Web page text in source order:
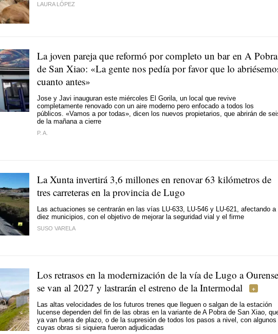
LAURA LÓPEZ
La joven pareja que reformó por completo un bar en A Pobra
de San Xiao: «La gente nos pedía por favor que lo
cuanto antes»
Jose y Javi inauguran este miércoles El Gorila, un local que revive
completamente renovado con un aire moderno pero enfocado a todos los
públicos. «Vamos a por todas», dicen los nuevos propietarios, que abrirán de
de la mañana a cierre
P. A.
La Xunta invertirá 3,6 millones en renovar 63 kilómetros de
tres carreteras en la provincia de Lugo
Las actuaciones se centrarán en las vías LU-633, LU-546 y LU-621, afectando a
diez municipios, con el objetivo de mejorar la seguridad vial y el firme
SUSO VARELA
Los retrasos en la modernización de la vía de Lugo a Ourense
se van al 2027 y lastrarán el estreno de la Intermodal
Las altas velocidades de los futuros trenes que lleguen o salgan de la estación
lucense dependen del fin de las obras en la variante de A Pobra de San Xiao,
ya van fuera de plazo, o de la supresión de todos los pasos a nivel, con algunos
cuyas obras si siquiera fueron adjudicadas